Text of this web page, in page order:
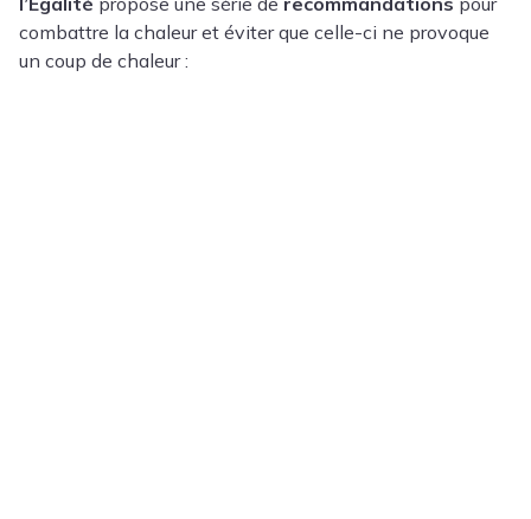
combattre la chaleur et éviter que celle-ci ne provoque
un coup de chaleur :